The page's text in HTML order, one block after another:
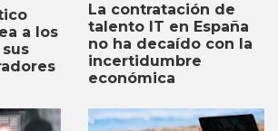
a los
La contratación de
talento IT en España
no ha decaído con la
incertidumbre
económica